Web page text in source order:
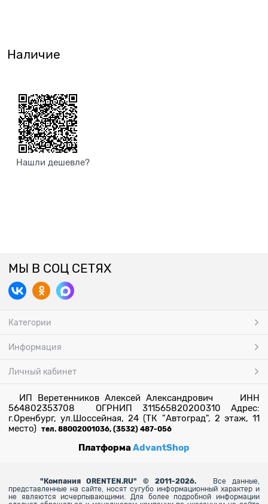
Наличие
Нашли дешевле?
МЫ В СОЦ СЕТЯХ
Категории
Информация
Личный кабинет
ИП Веретенников Алексей Александрович ИНН
564802353708 ОГРНИП 311565820200310 Адрес:
г.Оренбург, ул.Шоссейная, 24 (ТК "Автоград", 2 этаж, 11
место) тел. 88002001036, (3532) 487-056
ПлатформаAdvantShop
" Компания ORENTEN.RU" © 2011-2026.
Все данные,
представленные на сайте, носят сугубо информационный характер и
не являются исчерпывающими. Для более подробной информации